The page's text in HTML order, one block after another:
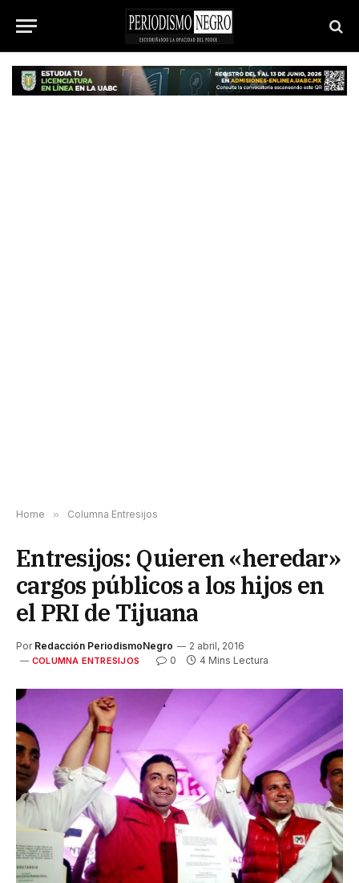
Home » Columna Entresijos
Entresijos: Quieren «heredar»
cargos públicos a los hijos en
el PRI de Tijuana
Por Redacción PeriodismoNegro 2 abril, 2016
COLUMNA ENTRESIJOS 0 4 Mins Lectura